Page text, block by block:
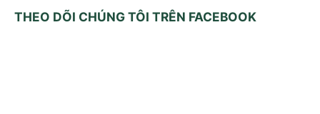
THEO DÕI CHÚNG TÔI TRÊN FACEBOOK